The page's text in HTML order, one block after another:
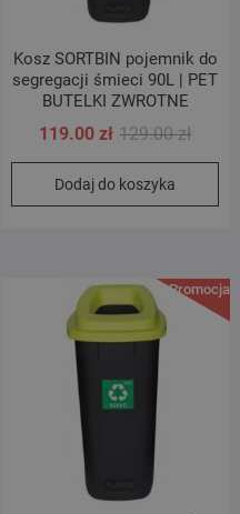
Kosz SORTBIN pojemnik do
segregacji śmieci 90L | PET
BUTELKI ZWROTNE
129.00zł
cena
129.00
119.00zł
cena
119.00
Dodaj do koszyka
Promocja!